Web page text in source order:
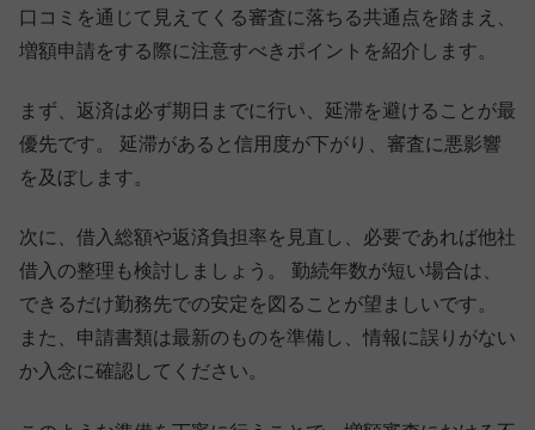
口コミを通じて見えてくる審査に落ちる共通点を踏まえ、
増額申請をする際に注意すべきポイントを紹介します。
まず、返済は必ず期日までに行い、延滞を避けることが最
優先です。 延滞があると信用度が下がり、審査に悪影響
を及ぼします。
次に、借入総額や返済負担率を見直し、必要であれば他社
借入の整理も検討しましょう。 勤続年数が短い場合は、
できるだけ勤務先での安定を図ることが望ましいです。
また、申請書類は最新のものを準備し、情報に誤りがない
か入念に確認してください。